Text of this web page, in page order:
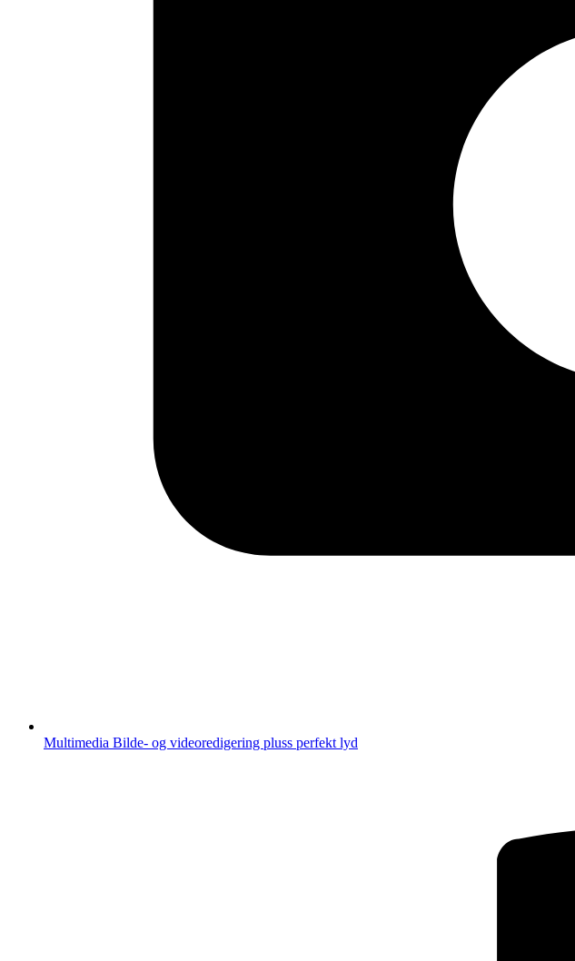
Multimedia Bilde- og videoredigering pluss perfekt lyd